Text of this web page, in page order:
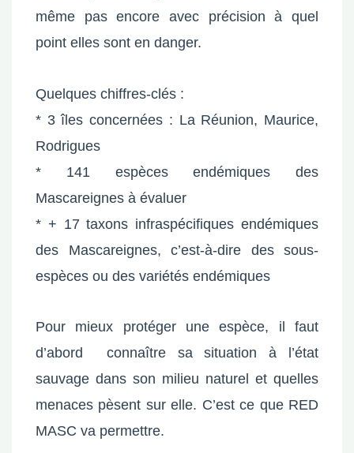
même pas encore avec précision à quel
point elles sont en danger.
Quelques chiffres-clés :
* 3 îles concernées : La Réunion, Maurice,
Rodrigues
* 141 espèces endémiques des
Mascareignes à évaluer
* + 17 taxons infraspécifiques endémiques
des Mascareignes, c’est-à-dire des sous-
espèces ou des variétés endémiques
Pour mieux protéger une espèce, il faut
d’abord connaître sa situation à l’état
sauvage dans son milieu naturel et quelles
menaces pèsent sur elle. C’est ce que RED
MASC va permettre.